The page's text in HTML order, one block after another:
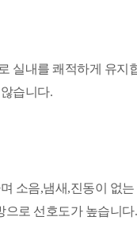
실내를 쾌적하게 유지
습니다.
소음,냄새,진동이 없
으로 선호도가 높습니다.